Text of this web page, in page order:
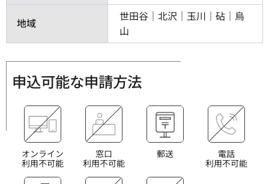
地域
世田谷｜北沢｜玉川｜砧｜烏
山
申込可能な申請方法
オンライン
利用不可能
窓口
利用不可能
郵送
電話
利用不可能